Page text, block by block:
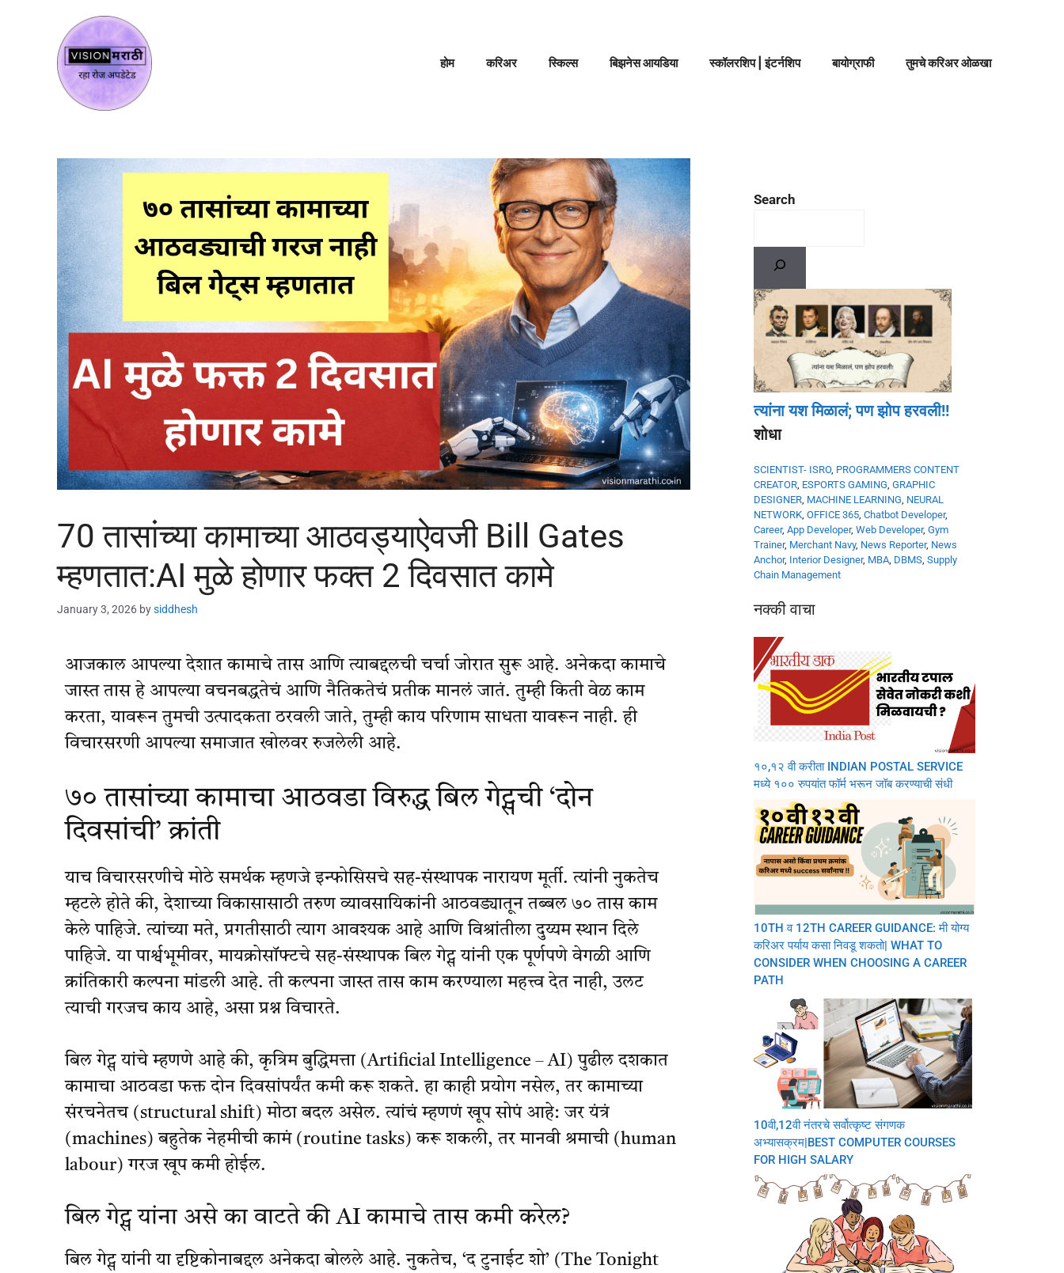
होम करिअर स्किल्स बिझनेस आयडिया स्कॉलरशिप | इंटर्नशिप बायोग्राफी तुमचे करिअर ओळखा
70 तासांच्या कामाच्या आठवड्याऐवजी Bill Gates
म्हणतात:AI मुळे होणार फक्त 2 दिवसात कामे
January 3, 2026 bysiddhesh
आजकाल आपल्या देशात कामाचे तास आणि त्याबद्दलची चर्चा जोरात सुरू आहे. अनेकदा कामाचे
जास्त तास हे आपल्या वचनबद्धतेचं आणि नैतिकतेचं प्रतीक मानलं जातं. तुम्ही किती वेळ काम
करता, यावरून तुमची उत्पादकता ठरवली जाते, तुम्ही काय परिणाम साधता यावरून नाही. ही
विचारसरणी आपल्या समाजात खोलवर रुजलेली आहे.
७० तासांच्या कामाचा आठवडा विरुद्ध बिल गेट्सची ‘दोन
दिवसांची’ क्रांती
याच विचारसरणीचे मोठे समर्थक म्हणजे इन्फोसिसचे सह-संस्थापक नारायण मूर्ती. त्यांनी नुकतेच
म्हटले होते की, देशाच्या विकासासाठी तरुण व्यावसायिकांनी आठवड्यातून तब्बल ७० तास काम
केले पाहिजे. त्यांच्या मते, प्रगतीसाठी त्याग आवश्यक आहे आणि विश्रांतीला दुय्यम स्थान दिले
पाहिजे. या पार्श्वभूमीवर, मायक्रोसॉफ्टचे सह-संस्थापक बिल गेट्स यांनी एक पूर्णपणे वेगळी आणि
क्रांतिकारी कल्पना मांडली आहे. ती कल्पना जास्त तास काम करण्याला महत्त्व देत नाही, उलट
त्याची गरजच काय आहे, असा प्रश्न विचारते.
बिल गेट्स यांचे म्हणणे आहे की, कृत्रिम बुद्धिमत्ता (Artificial Intelligence – AI) पुढील दशकात
कामाचा आठवडा फक्त दोन दिवसांपर्यंत कमी करू शकते. हा काही प्रयोग नसेल, तर कामाच्या
संरचनेतच (structural shift) मोठा बदल असेल. त्यांचं म्हणणं खूप सोपं आहे: जर यंत्रं
(machines) बहुतेक नेहमीची कामं (routine tasks) करू शकली, तर मानवी श्रमाची (human
labour) गरज खूप कमी होईल.
बिल गेट्स यांना असे का वाटते की AI कामाचे तास कमी करेल?
बिल गेट्स यांनी या दृष्टिकोनाबद्दल अनेकदा बोलले आहे. नुकतेच, ‘द टुनाईट शो’ (The Tonight
Search
त्यांना यश मिळालं; पण झोप हरवली!!
शोधा
SCIENTIST- ISRO, PROGRAMMERS CONTENT
CREATOR ESPORTS GAMING GRAPHIC
DESIGNER MACHINE LEARNING NEURAL
NETWORK OFFICE 365 Chatbot Developer,
Career, App Developer, Web Developer, Gym
Trainer, Merchant Navy, News Reporter, News
Anchor, Interior Designer, MBA DBMS Supply
Chain Management
नक्की वाचा
१०,१२ वी करीता INDIAN POSTAL SERVICE
मध्ये १०० रुपयांत फॉर्म भरून जॉब करण्याची संधी
10TH व 12TH CAREER GUIDANCE: मी योग्य
करिअर पर्याय कसा निवडू शकतो| WHAT TO
CONSIDER WHEN CHOOSING A CAREER
PATH
10वी,12वी नंतरचे सर्वोत्कृष्ट संगणक
अभ्यासक्रम|BEST COMPUTER COURSES
FOR HIGH SALARY